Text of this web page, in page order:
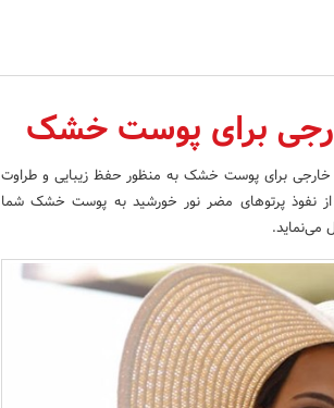
برای پوست خشک
خارجی برای پوست خشک به منظور حفظ زیبایی و طراوت
نفوذ پرتوهای مضر نور خورشید به پوست خشک شما
می‌نماید.